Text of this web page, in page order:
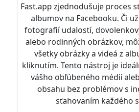
Fast.app zjednodušuje proces
albumov na Facebooku. Či
fotografií udalostí,
alebo rodinných obrázkov,
všetky obrázky a videá z
kliknutím. Tento nástroj je
vášho obľúbeného médií
obsahu bez problémov s
sťahovaním každého